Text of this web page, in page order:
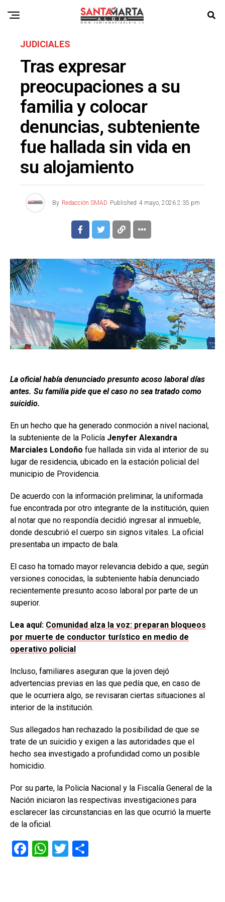
JUDICIALES
Tras expresar
preocupaciones a su
familia y colocar
denuncias, subteniente
fue hallada sin vida en
su alojamiento
By Redacción SMAD Published 4 mayo, 2026 2:35 pm
La oficial había denunciado presunto acoso laboral días
antes. Su familia pide que el caso no sea tratado como
suicidio.
En un hecho que ha generado conmoción a nivel nacional,
la subteniente de la Policía Jenyfer Alexandra
Marciales Londoño fue hallada sin vida al interior de su
lugar de residencia, ubicado en la estación policial del
municipio de Providencia.
De acuerdo con la información preliminar, la uniformada
fue encontrada por otro integrante de la institución, quien
al notar que no respondía decidió ingresar al inmueble,
donde descubrió el cuerpo sin signos vitales. La oficial
presentaba un impacto de bala.
El caso ha tomado mayor relevancia debido a que, según
versiones conocidas, la subteniente había denunciado
recientemente presunto acoso laboral por parte de un
superior.
Lea aquí: Comunidad alza la voz: preparan bloqueos
por muerte de conductor turístico en medio de
operativo policial
Incluso, familiares aseguran que la joven dejó
advertencias previas en las que pedía que, en caso de
que le ocurriera algo, se revisaran ciertas situaciones al
interior de la institución.
Sus allegados han rechazado la posibilidad de que se
trate de un suicidio y exigen a las autoridades que el
hecho sea investigado a profundidad como un posible
homicidio.
Por su parte, la Policía Nacional y la Fiscalía General de la
Nación iniciaron las respectivas investigaciones para
esclarecer las circunstancias en las que ocurrió la muerte
de la oficial.
F
W
T